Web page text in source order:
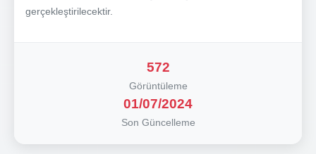
gerçekleştirilecektir.
572
Görüntüleme
01/07/2024
Son Güncelleme